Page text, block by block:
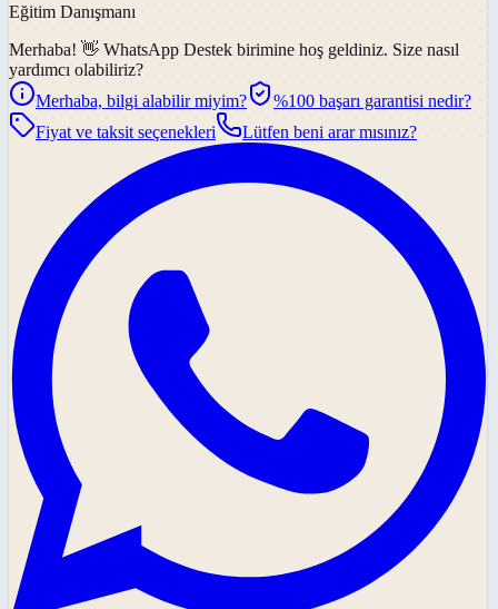
Eğitim Danışmanı
Merhaba! 👋 WhatsApp Destek birimine hoş geldiniz. Size nasıl
yardımcı olabiliriz?
Merhaba, bilgi alabilir miyim?
%100 başarı garantisi nedir?
Fiyat ve taksit seçenekleri
Lütfen beni arar mısınız?